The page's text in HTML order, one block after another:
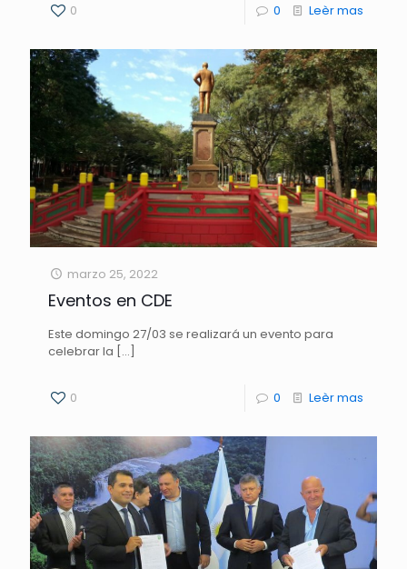
0 0 Leèr mas
marzo 25, 2022
Eventos en CDE
Este domingo 27/03 se realizará un evento para
celebrar la […]
0 0 Leèr mas